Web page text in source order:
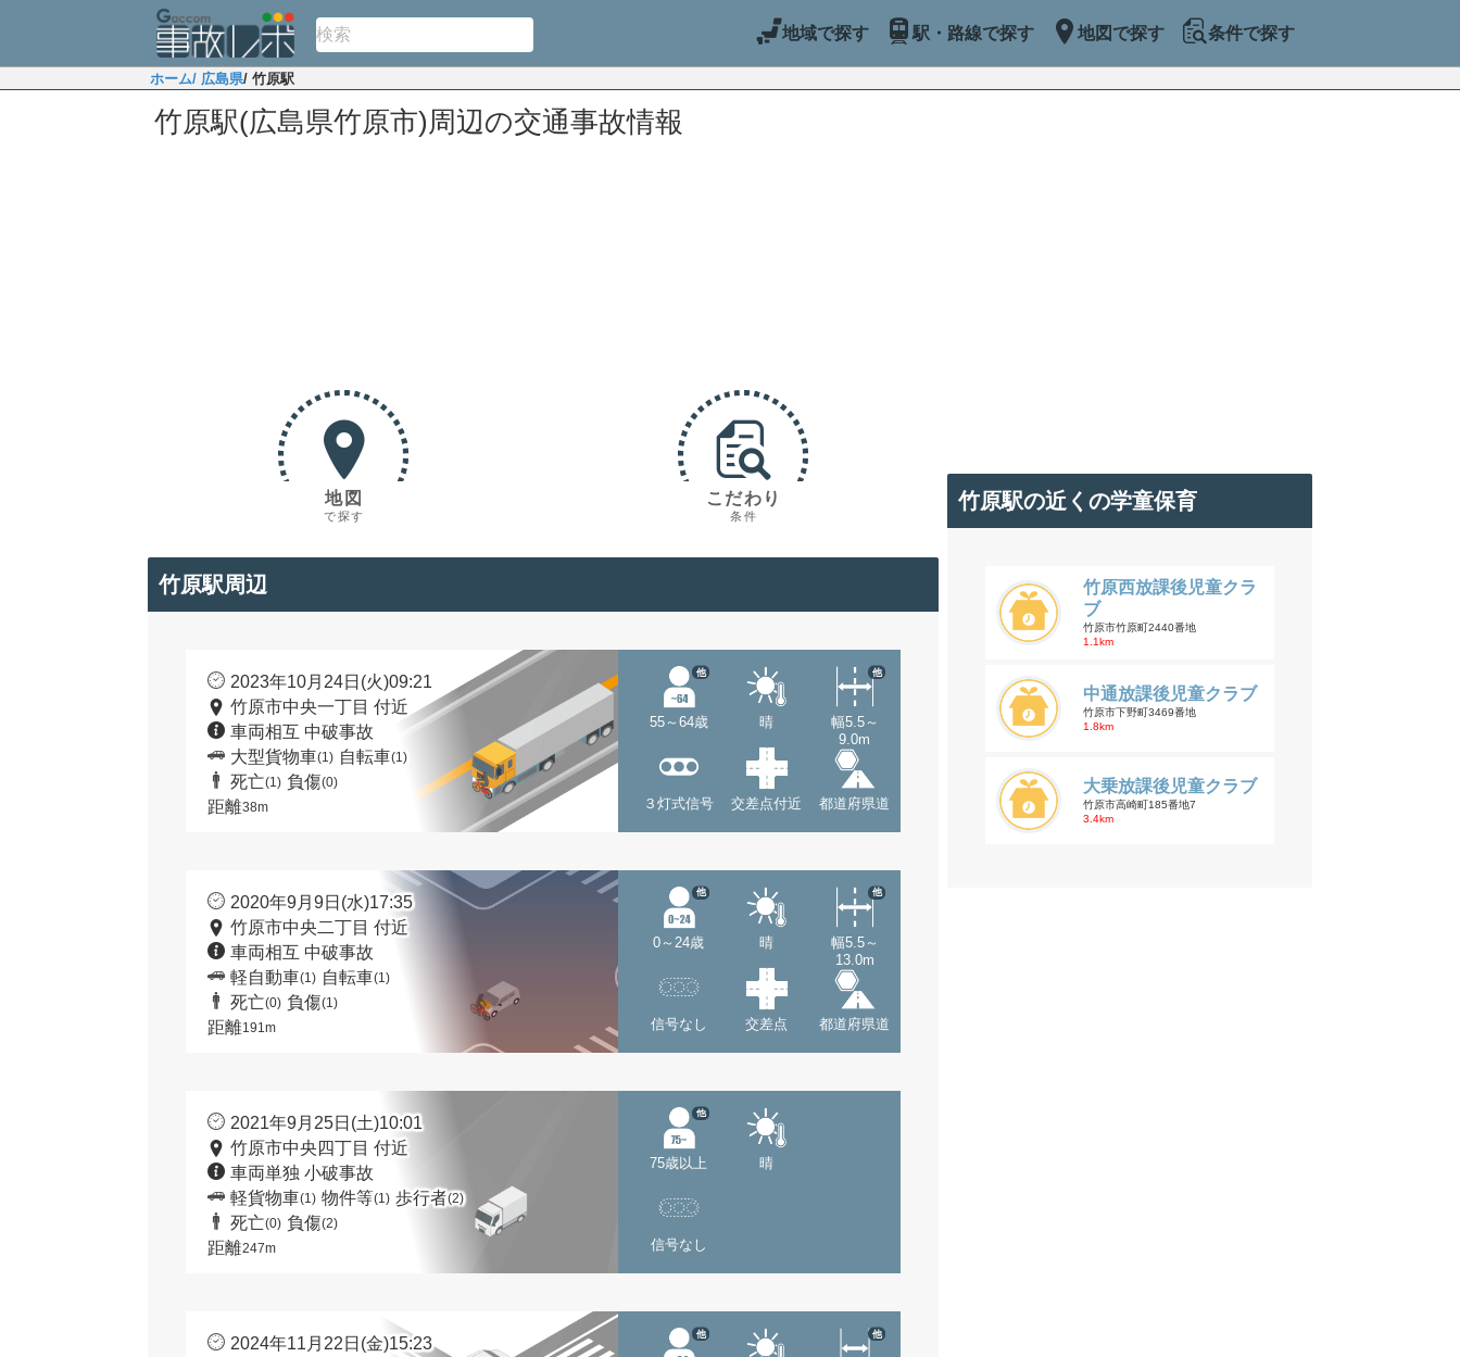
地域で探す 駅・路線で探す 地図で探す 条件で探す
ホーム/ 広島県/ 竹原駅
竹原駅(広島県竹原市)周辺の交通事故情報
地図
で探す
こだわり
条件
竹原駅周辺
2023年10月24日(火)09:21
竹原市中央一丁目 付近
車両相互 中破事故
大型貨物車(1) 自転車(1)
死亡(1) 負傷(0)
距離38m
55～64歳
他
晴
幅5.5～
9.0m
他
３灯式信号 交差点付近 都道府県道
2020年9月9日(水)17:35
竹原市中央二丁目 付近
車両相互 中破事故
軽自動車(1) 自転車(1)
死亡(0) 負傷(1)
距離191m
0～24歳
他
晴
幅5.5～
13.0m
他
信号なし 交差点 都道府県道
2021年9月25日(土)10:01
竹原市中央四丁目 付近
車両単独 小破事故
軽貨物車(1) 物件等(1) 歩行者(2)
死亡(0) 負傷(2)
距離247m
75歳以上
他
晴
信号なし
2024年11月22日(金)15:23
他 他
竹原駅の近くの学童保育
竹原西放課後児童クラ
ブ
竹原市竹原町2440番地
1.1km
中通放課後児童クラブ
竹原市下野町3469番地
1.8km
大乗放課後児童クラブ
竹原市高崎町185番地7
3.4km